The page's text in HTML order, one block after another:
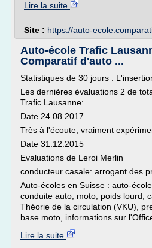
Lire la suite
Site : https://auto-
Auto-école Trafic
Comparatif d'auto ...
Statistiques de 30 jours :
Les dernières évaluations 2 de
Trafic Lausanne:
Date 24.08.2017
Très à l'écoute, vraiment
Date 31.12.2015
Evaluations de Leroi Merlin
conducteur casale: arrogant des
Auto-écoles en Suisse : auto-
conduite auto, moto, poids lourd,
Théorie de la circulation (VKU),
base moto, informations sur
Lire la suite